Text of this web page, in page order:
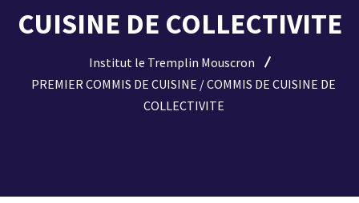
CUISINE DE COLLECTIVITE
Institut le Tremplin Mouscron
PREMIER COMMIS DE CUISINE / COMMIS DE CUISINE DE
COLLECTIVITE